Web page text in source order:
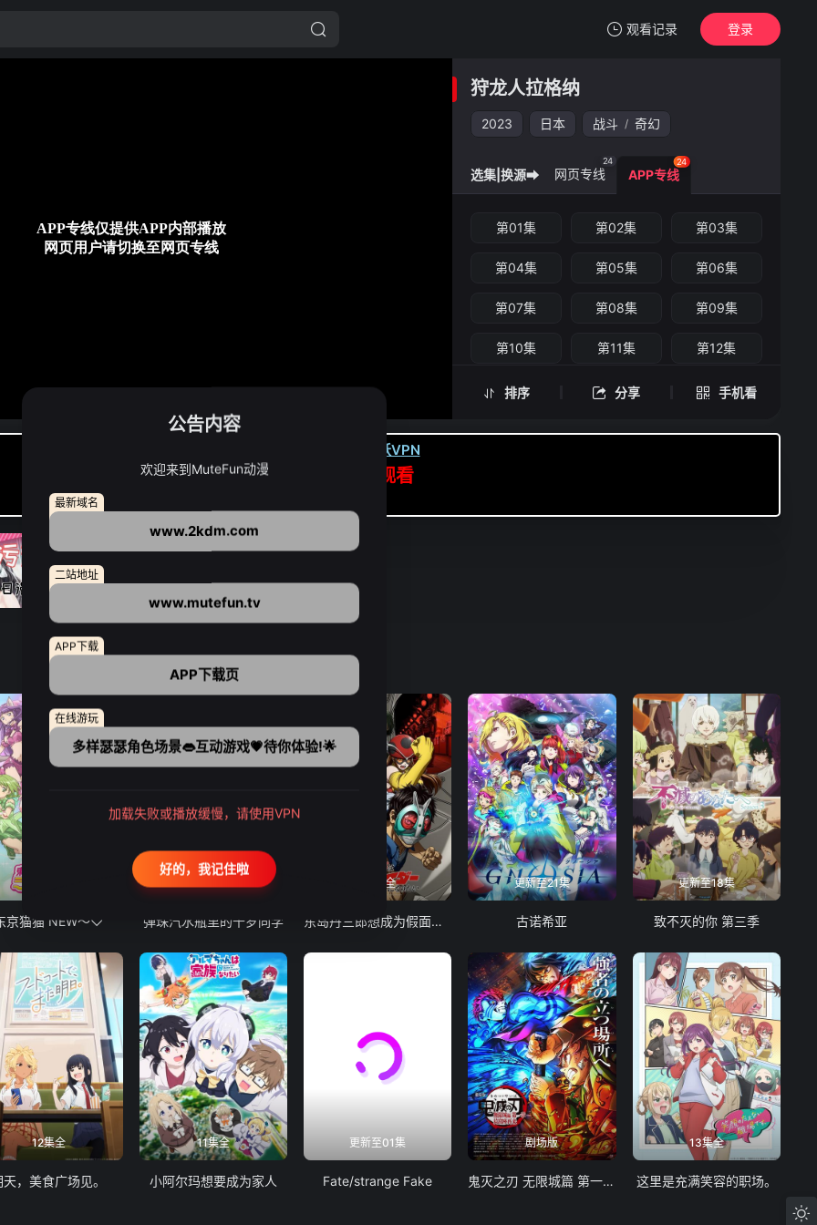
观看记录
我的观影记录
第24集
狩龙人拉格纳
登录
狩龙人拉格纳
2023 日本 战斗 / 奇幻
排序 分享 手机看
狩龙人拉格纳 -第24集
选集|换源➡ 网页专线
24
APP专线
24
第01集 第02集 第03集
第04集 第05集 第06集
第07集 第08集 第09集
第10集 第11集 第12集
第13集 第14集 第15集
下载虎跃VPN
APP高速专线可前往APP观看
京猫猫 NEW～♡ 弹珠汽水瓶里的千岁同学
24集全
东岛丹三郎想成为假面骑士
更新至21集
古诺希亚
更新至18集
致不灭的你 第三季
12集全
天，美食广场见。
11集全
小阿尔玛想要成为家人
更新至01集
Fate/strange Fake
剧场版
鬼灭之刃 无限城篇 第一章 猗窝座再袭
13集全
这里是充满笑容的职场。
公告内容
欢迎来到MuteFun动漫
最新域名
www.2kdm.com
二站地址
www.mutefun.tv
APP下载
APP下载页
在线游玩
多样瑟瑟角色场景👄互动游戏💗待你体验!🌟
加载失败或播放缓慢，请使用VPN
好的，我记住啦